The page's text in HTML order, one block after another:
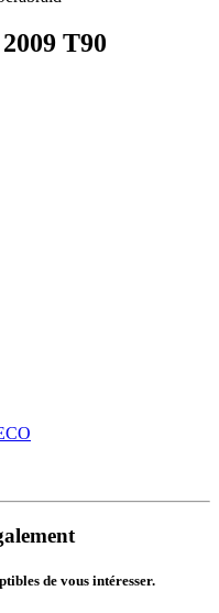
T90
de vous intéresser.